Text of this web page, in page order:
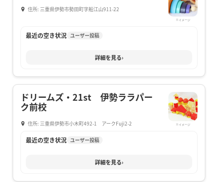
住所: 三重県伊勢市勢田町字船江山911-22
※イメージ
最近の空き状況 ユーザー投稿
詳細を見る›
ドリームズ・21st 伊勢ララパー
ク前校
住所: 三重県伊勢市小木町492-1 アークFuji2-2 ※イメージ
最近の空き状況 ユーザー投稿
詳細を見る›